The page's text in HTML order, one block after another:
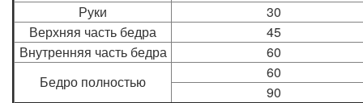
Руки
30
Верхняя часть бедра
45
Внутренняя часть бедра
60
Бедро полностью
60
90